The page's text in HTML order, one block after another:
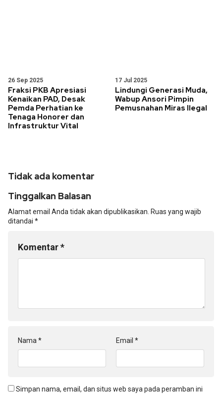
26 Sep 2025
Fraksi PKB Apresiasi
Kenaikan PAD, Desak
Pemda Perhatian ke
Tenaga Honorer dan
Infrastruktur Vital
17 Jul 2025
Lindungi Generasi Muda,
Wabup Ansori Pimpin
Pemusnahan Miras Ilegal
Tidak ada komentar
Tinggalkan Balasan
Alamat email Anda tidak akan dipublikasikan. Ruas yang wajib
ditandai *
Komentar*
Nama * Email *
Simpan nama, email, dan situs web saya pada peramban ini